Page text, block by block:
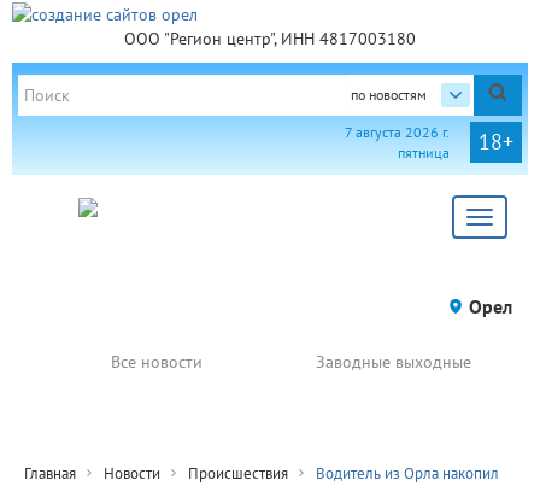
ООО "Регион центр", ИНН 4817003180
по новостям
18+
7 августа 2026 г.
пятница
Toggle
Орел
Все новости Заводные выходные
Главная Новости Происшествия
Водитель из Орла накопил